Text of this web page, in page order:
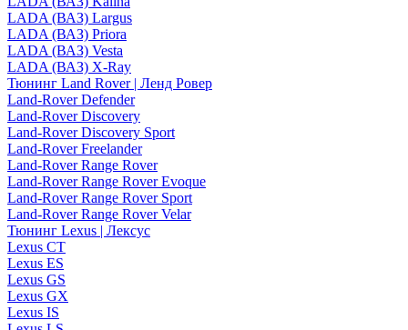
LADA (ВАЗ) Largus
LADA (ВАЗ) Priora
LADA (ВАЗ) Vesta
LADA (ВАЗ) X-Ray
Тюнинг Land Rover | Ленд Ровер
Land-Rover Defender
Land-Rover Discovery
Land-Rover Discovery Sport
Land-Rover Freelander
Land-Rover Range Rover
Land-Rover Range Rover Evoque
Land-Rover Range Rover Sport
Land-Rover Range Rover Velar
Тюнинг Lexus | Лексус
Lexus CT
Lexus ES
Lexus GS
Lexus GX
Lexus IS